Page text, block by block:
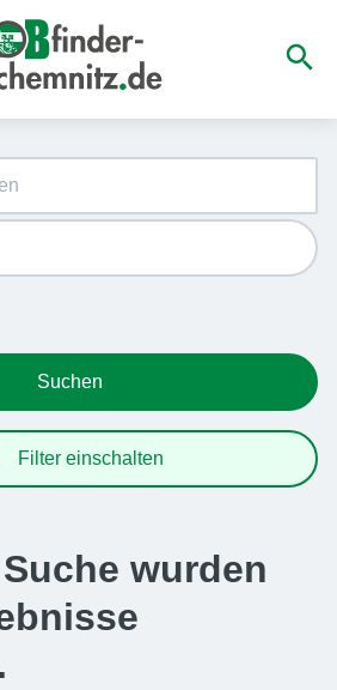
Suchen
Filter einschalten
wurden